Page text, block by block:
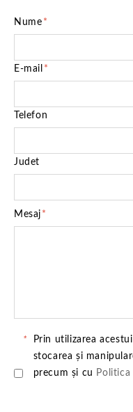
*
Nume
*
E-mail
Telefon
Judet
*
Mesaj
*
Prin utilizarea
stocarea și
precum și cu Politica